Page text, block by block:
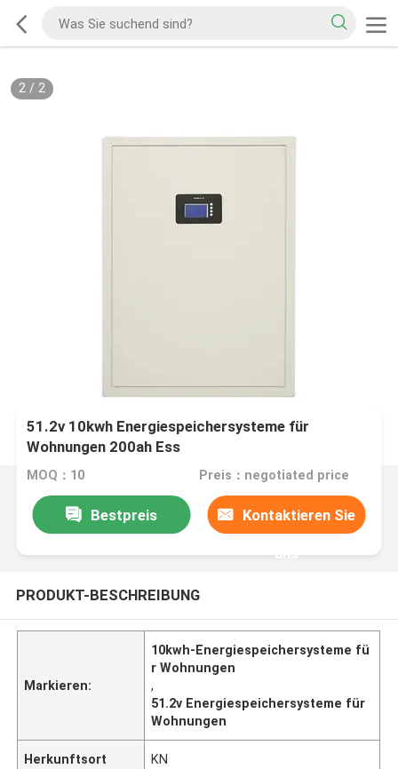
2/ 2
51.2v 10kwh Energiespeichersysteme für
Wohnungen 200ah Ess
MOQ：10 Preis：negotiated price
Bestpreis Kontaktieren Sie
uns
PRODUKT-BESCHREIBUNG
Markieren:
10kwh-Energiespeichersysteme fü
r Wohnungen
,
51.2v Energiespeichersysteme für
Wohnungen
Herkunftsort KN